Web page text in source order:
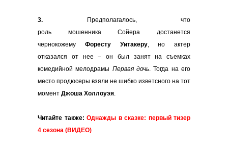
3. Предполагалось, что
роль
мошенника Сойера достанется
чернокожему Форесту Уитакеру, но актер
отказался от нее – он был занят на съемках
комедийной мелодрамы Первая дочь. Тогда на его
место продюсеры взяли не шибко изветсного на тот
момент Джоша Холлоуэя.
Читайте также: Однажды в сказке: первый тизер
4 сезона (ВИДЕО)